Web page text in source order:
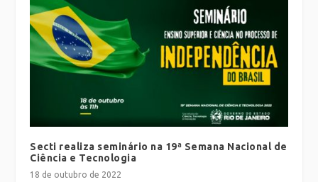
Secti realiza seminário na 19ª Semana Nacional de
Ciência e Tecnologia
18 de outubro de 2022